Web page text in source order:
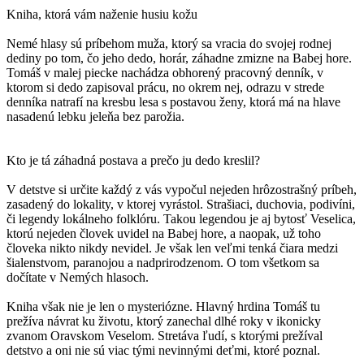
Kniha, ktorá vám naženie husiu kožu
Nemé hlasy sú príbehom muža, ktorý sa vracia do svojej rodnej
dediny po tom, čo jeho dedo, horár, záhadne zmizne na Babej hore.
Tomáš v malej piecke nachádza obhorený pracovný denník, v
ktorom si dedo zapisoval prácu, no okrem nej, odrazu v strede
denníka natrafí na kresbu lesa s postavou ženy, ktorá má na hlave
nasadenú lebku jeleňa bez parožia.
Kto je tá záhadná postava a prečo ju dedo kreslil?
V detstve si určite každý z vás vypočul nejeden hrôzostrašný príbeh,
zasadený do lokality, v ktorej vyrástol. Strašiaci, duchovia, podivíni,
či legendy lokálneho folklóru. Takou legendou je aj bytosť Veselica,
ktorú nejeden človek uvidel na Babej hore, a naopak, už toho
človeka nikto nikdy nevidel. Je však len veľmi tenká čiara medzi
šialenstvom, paranojou a nadprirodzenom. O tom všetkom sa
dočítate v Nemých hlasoch.
Kniha však nie je len o mysteriózne. Hlavný hrdina Tomáš tu
prežíva návrat ku životu, ktorý zanechal dlhé roky v ikonicky
zvanom Oravskom Veselom. Stretáva ľudí, s ktorými prežíval
detstvo a oni nie sú viac tými nevinnými deťmi, ktoré poznal.